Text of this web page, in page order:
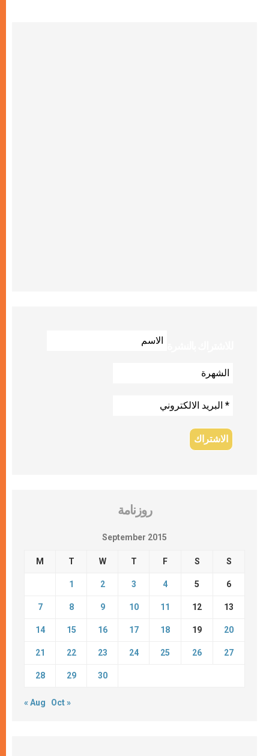
روزنامة
September 2015
M T W T F S S
1 2 3 4 5 6
7 8 9 10 11 12 13
14 15 16 17 18 19 20
21 22 23 24 25 26 27
28 29 30
« Aug Oct »